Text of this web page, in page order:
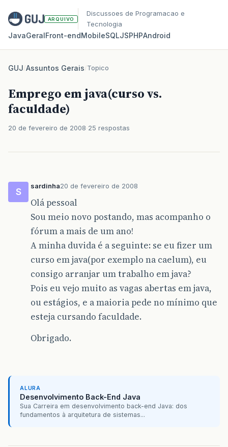
ARQUIVO
Discussoes de Programacao e
Tecnologia
JavaGeralFront‑endMobileSQLJSPHPAndroid
GUJ/Assuntos Gerais/Topico
Emprego em java(curso vs.
faculdade)
20 de fevereiro de 2008 25 respostas
S
sardinha20 de fevereiro de 2008
Olá pessoal
Sou meio novo postando, mas acompanho o
fórum a mais de um ano!
A minha duvida é a seguinte: se eu fizer um
curso em java(por exemplo na caelum), eu
consigo arranjar um trabalho em java?
Pois eu vejo muito as vagas abertas em java,
ou estágios, e a maioria pede no mínimo que
esteja cursando faculdade.
Obrigado.
ALURA
Desenvolvimento Back-End Java
Sua Carreira em desenvolvimento back-end Java: dos
fundamentos à arquitetura de sistemas...